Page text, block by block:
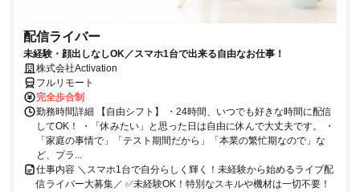
配信ライバー
未経験・顔出しなしOK／スマホ1台で出来る自由なお仕事！
株式会社Activation
フルリモート
完全歩合制
勤務時間詳細 【自由シフト】 ・24時間、いつでも好きな時間に配信
してOK！ ・「休みたい」と思った日は自由に休んで大丈夫です。 ・
「家庭の事情で」「テスト期間だから」「本業の繁忙期なので」な
ど、プラ...
仕事内容 ＼スマホ1台で自分らしく輝く！未経験から始めるライブ配
信ライバー大募集／ ✅未経験OK！特別なスキルや機材は一切不要！